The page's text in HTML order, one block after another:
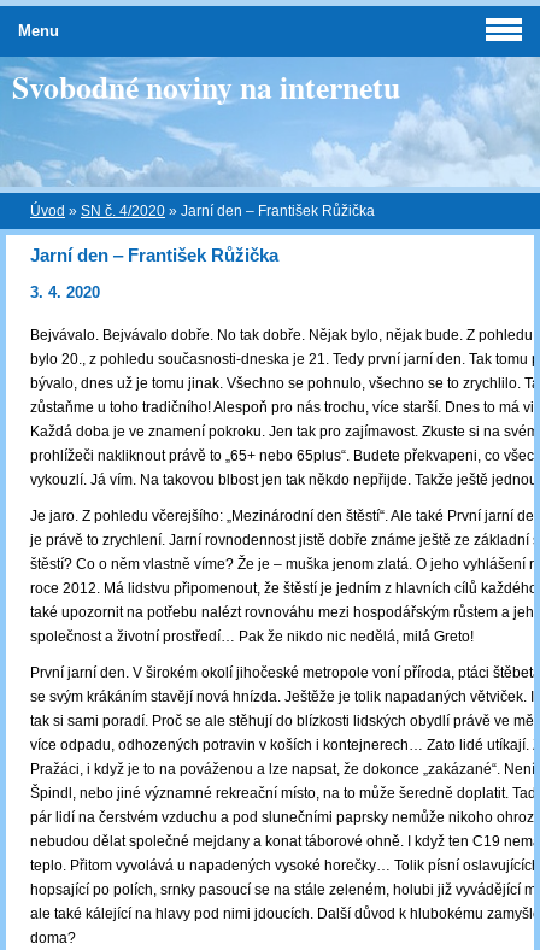
Svobodné noviny na internetu
Úvod » SN č. 4/2020 » Jarní den ‒ František Růžička
Jarní den ‒ František Růžička
3. 4. 2020
Bejvávalo. Bejvávalo dobře. No tak dobře. Nějak bylo, nějak bude. Z pohledu
bylo 20., z pohledu současnosti-dneska je 21. Tedy první jarní den. Tak tomu
bývalo, dnes už je tomu jinak. Všechno se pohnulo, všechno se to zrychlilo.
zůstaňme u toho tradičního! Alespoň pro nás trochu, více starší. Dnes to má
Každá doba je ve znamení pokroku. Jen tak pro zajímavost. Zkuste si na
prohlížeči nakliknout právě to „65+ nebo 65plus“. Budete překvapeni, co
vykouzlí. Já vím. Na takovou blbost jen tak někdo nepřijde. Takže ještě
Je jaro. Z pohledu včerejšího: „Mezinárodní den štěstí“. Ale také První jarní
je právě to zrychlení. Jarní rovnodennost jistě dobře známe ještě ze základní
štěstí? Co o něm vlastně víme? Že je ‒ muška jenom zlatá. O jeho vyhlášení
roce 2012. Má lidstvu připomenout, že štěstí je jedním z hlavních cílů
také upozornit na potřebu nalézt rovnováhu mezi hospodářským růstem a
společnost a životní prostředí… Pak že nikdo nic nedělá, milá Greto!
První jarní den. V širokém okolí jihočeské metropole voní příroda, ptáci
se svým krákáním stavějí nová hnízda. Ještěže je tolik napadaných větviček. I
tak si sami poradí. Proč se ale stěhují do blízkosti lidských obydlí právě ve
více odpadu, odhozených potravin v koších i kontejnerech… Zato lidé utíkají.
Pražáci, i když je to na pováženou a lze napsat, že dokonce „zakázané“. Není
Špindl, nebo jiné významné rekreační místo, na to může šeredně doplatit.
pár lidí na čerstvém vzduchu a pod slunečními paprsky nemůže nikoho
nebudou dělat společné mejdany a konat táborové ohně. I když ten C19
teplo. Přitom vyvolává u napadených vysoké horečky… Tolik písní
hopsající po polích, srnky pasoucí se na stále zeleném, holubi již vyvádějící
ale také kálející na hlavy pod nimi jdoucích. Další důvod k hlubokému
doma?
Menu